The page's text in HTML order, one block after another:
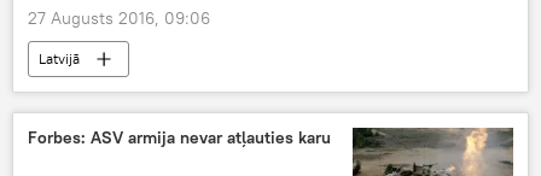
27 Augusts 2016, 09:06
Latvijā
Forbes: ASV armija nevar atļauties karu